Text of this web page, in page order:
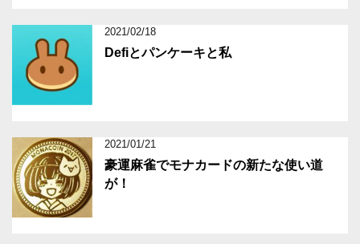
2021/02/18
Defiとパンケーキと私
2021/01/21
豪運麻雀でモナカードの新たな使い道
が！